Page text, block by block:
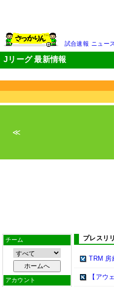
試合速報 ニュー
Jリーグ 最新情報
≪
チーム
アカウント
プレスリ
TRM 房
【アウ